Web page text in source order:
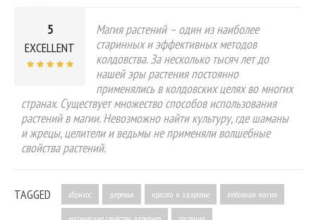
5
EXCELLENT
Магия растений – один из наиболее
старинных и эффективных методов
колдовства. За несколько тысяч лет до
нашей эры растения постоянно
применялись в колдовских целях во многих
странах. Существует множество способов использования
растений в магии. Невозможно найти культуру, где шаманы
и жрецы, целители и ведьмы не применяли волшебные
свойства растений.
TAGGED абрикос деревья красота и здоровье любовная магия